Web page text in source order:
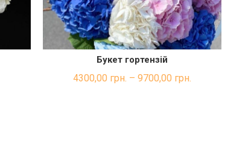
ШВИДКА ПОКУПКА
Букет гортензій
4300,00 грн. – 9700,00 грн.